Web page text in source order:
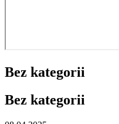
Bez kategorii
Bez kategorii